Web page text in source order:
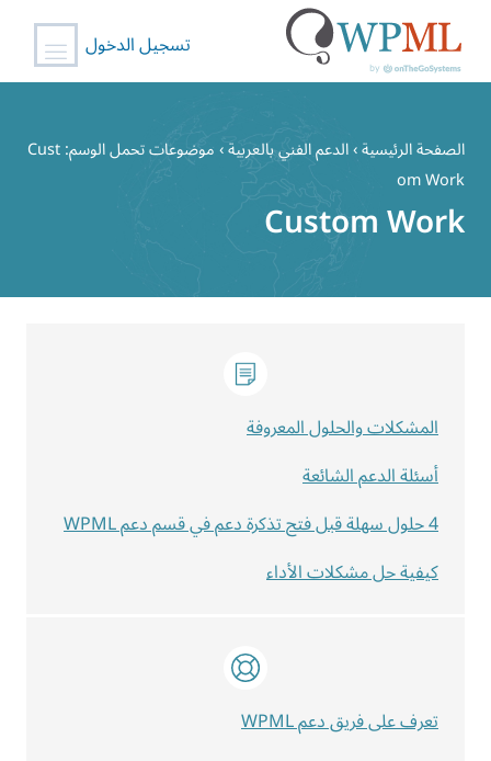
المحتوى
تسجيل الدخول
الصفحة الرئيسية›الدعم الفني بالعربية›
موضوعات تحمل الوسم: Cust
om Work
Custom Work
المشكلات والحلول المعروفة
أسئلة الدعم الشائعة
4 حلول سهلة قبل فتح تذكرة دعم في قسم دعم WPML
كيفية حل مشكلات الأداء
تعرف على فريق دعم WPML